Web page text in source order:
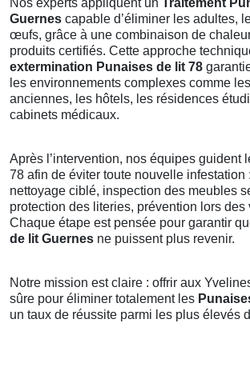
Nos experts appliquent un
Traitement
Guernes capable d’éliminer les adultes,
œufs, grâce à une combinaison de
produits certifiés. Cette approche
extermination Punaises de lit 78
les environnements complexes comme
anciennes, les hôtels, les résidences
cabinets médicaux.
Après l’intervention, nos équipes guident
78 afin de éviter toute nouvelle infestation
nettoyage ciblé, inspection des meubles
protection des literies, prévention lors
Chaque étape est pensée pour garantir
de lit Guernes ne puissent plus revenir.
Notre mission est claire : offrir aux
sûre pour éliminer totalement les
un taux de réussite parmi les plus élevés